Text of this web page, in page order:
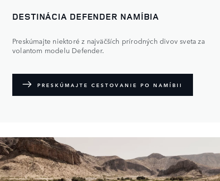
DESTINÁCIA DEFENDER NAMÍBIA
Preskúmajte niektoré z najväčších prírodných divov sveta za
volantom modelu Defender.
PRESKÚMAJTE CESTOVANIE PO NAMÍBII